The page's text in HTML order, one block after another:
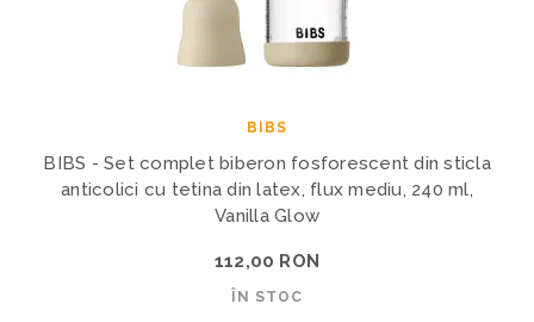
BIBS
BIBS - Set complet biberon fosforescent din sticla
anticolici cu tetina din latex, flux mediu, 240 ml,
Vanilla Glow
112,00 RON
ÎN STOC